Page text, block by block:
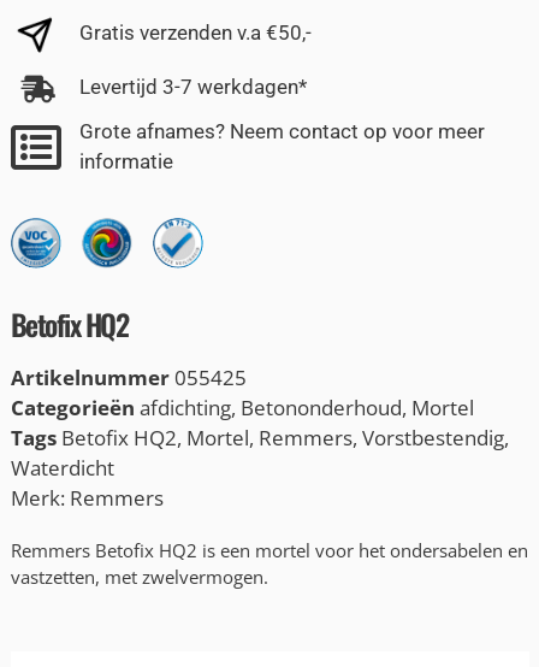
Gratis verzenden v.a €50,-
Levertijd 3-7 werkdagen*
Grote afnames? Neem contact op voor meer
informatie
Betofix HQ2
Artikelnummer 055425
Categorieën afdichting, Betononderhoud, Mortel
Tags Betofix HQ2, Mortel, Remmers, Vorstbestendig,
Waterdicht
Merk: Remmers
Remmers Betofix HQ2 is een mortel voor het ondersabelen en
vastzetten, met zwelvermogen.